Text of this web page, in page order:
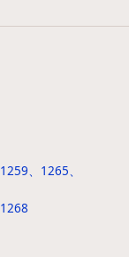
、1265、